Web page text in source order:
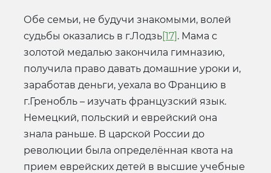
Обе семьи, не будучи знакомыми, волей
судьбы оказались в г.Лодзь[17] . Мама с
золотой медалью закончила гимназию,
получила право давать домашние уроки и,
заработав деньги, уехала во Францию в
г.Гренобль – изучать французский язык.
Немецкий, польский и еврейский она
знала раньше. В царской России до
революции была определённая квота на
прием еврейских детей в высшие учебные